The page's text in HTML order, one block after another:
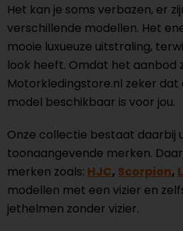
Het kan je soms verbazen, er
verschillende modellen. Het
mooie luxueuze uitstraling,
look heeft. Omdat het aanbod
Motorkledingstore.nl zeker
model beschikbaar is voor jou.
Onze collectie bestaat daarbij
toonaangevende merken.
merken zoals: HJC, Scorpion,
modellen met een vizier en
jethelmen zonder vizier.